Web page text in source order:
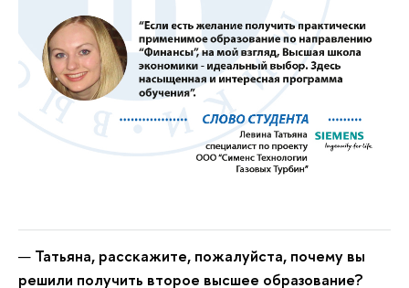
Татьяна, расскажите, пожалуйста, почему вы
решили получить второе высшее образование?